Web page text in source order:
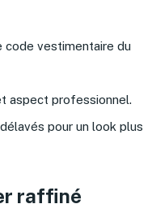
code vestimentaire du
aspect professionnel.
pour un look plus
raffiné